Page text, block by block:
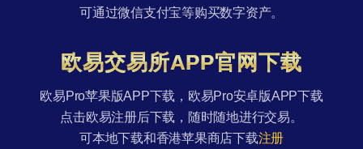
可通过微信支付宝等购买数字资产。
欧易交易所APP官网下载
欧易Pro苹果版APP下载，欧易Pro安卓版APP下载
点击欧易注册后下载，随时随地进行交易。
可本地下载和香港苹果商店下载注册